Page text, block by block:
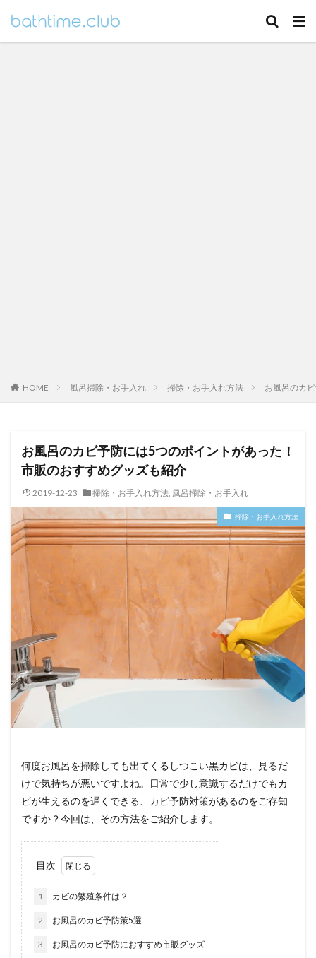
HOME 風呂掃除・お手入れ 掃除・お手入れ方法 お風呂のカ
お風呂のカビ予防には5つのポイントがあった！
市販のおすすめグッズも紹介
2019-12-23 掃除・お手入れ方法, 風呂掃除・お手入れ
掃除・お手入れ方法
何度お風呂を掃除しても出てくるしつこい黒カビは、見るだ
けで気持ちが悪いですよね。日常で少し意識するだけでもカ
ビが生えるのを遅くできる、カビ予防対策があるのをご存知
ですか？今回は、その方法をご紹介します。
目次
1 カビの繁殖条件は？
2 お風呂のカビ予防策5選
3 お風呂のカビ予防におすすめ市販グッズ